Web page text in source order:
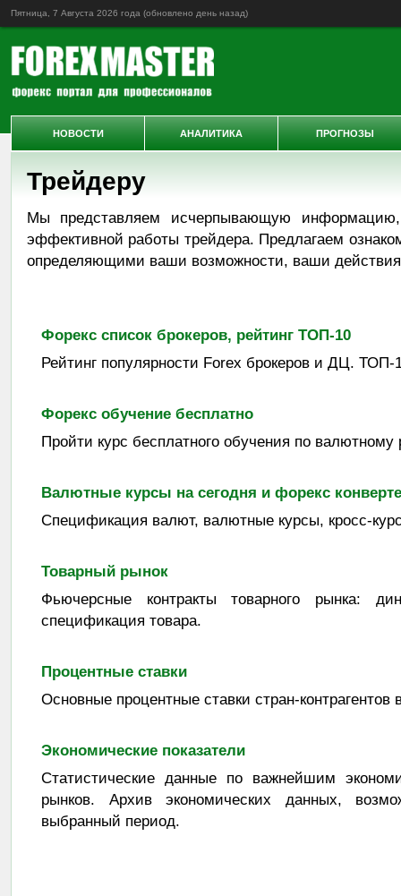
Пятница, 7 Августа 2026 года (обновлено день назад)
Трейдеру
Мы представляем исчерпывающую
эффективной работы трейдера. Предлагаем
определяющими ваши возможности, ваши
Форекс список брокеров, рейтинг ТОП-10
Рейтинг популярности Forex брокеров и ДЦ. ТОП-
Форекс обучение бесплатно
Пройти курс бесплатного обучения по валютному
Валютные курсы на сегодня и форекс
Спецификация валют, валютные курсы, кросс-
Товарный рынок
Фьючерсные контракты товарного рынка:
спецификация товара.
Процентные ставки
Основные процентные ставки стран-
Экономические показатели
Статистические данные по важнейшим
рынков. Архив экономических данных,
выбранный период.
НОВОСТИ АНАЛИТИКА ПРОГНОЗЫ